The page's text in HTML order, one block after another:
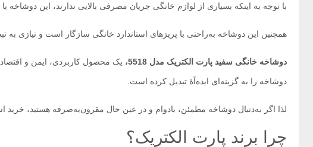
با توجه به اینکه بسیاری از لوازم خانگی جریان مصرفی بالایی ندارند، این دوشاخه با توانایی انتقال جریان 16 آمپر پاسخگوی نیاز اکثر وسایل
همچنین این دوشاخه به‌راحتی با پریزهای استاندارد خانگی سازگار است و نیازی به
دوشاخه خانگی سفید پارت الکتریک مدل 5518،
دوشاخه را به گزینه‌ای ایده‌آۀ تبدیل کرده است.
لذا اگر به‌دنبال دوشاخه مطمئن، بادوام و در عین حال مقرون‌به‌صرفه هستید،
چرا برند پارت الکتریک؟